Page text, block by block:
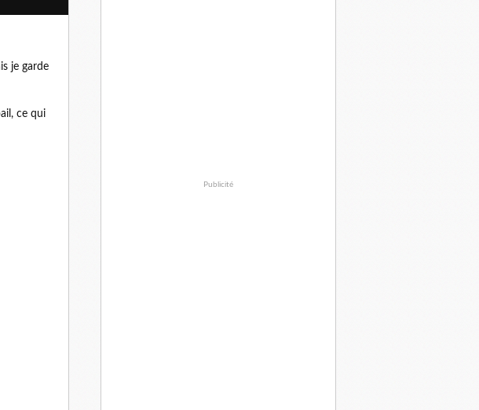
je garde
ce qui
Publicité